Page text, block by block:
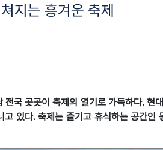
지는 흥겨운 축제
국 곳곳이 축제의 열기로 가득하다. 현
있다. 축제는 즐기고 휴식하는 공간인